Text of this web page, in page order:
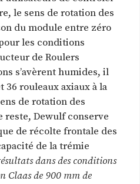
le sens de rotation des
du module entre zéro
les conditions
de Roulers
s’avèrent humides, il
rouleaux axiaux à la
de rotation des
reste, Dewulf conserve
de récolte frontale des
de la trémie
dans des conditions
Claas de 900 mm de